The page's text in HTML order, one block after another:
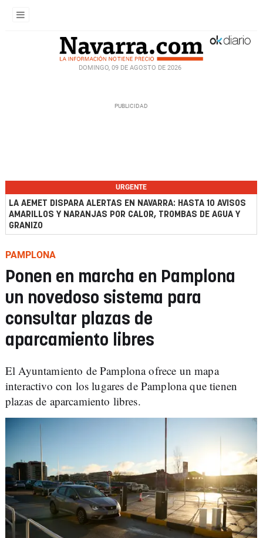
DOMINGO, 09 DE AGOSTO DE 2026
URGENTE
LA AEMET DISPARA ALERTAS EN NAVARRA: HASTA 10 AVISOS
AMARILLOS Y NARANJAS POR CALOR, TROMBAS DE AGUA Y
GRANIZO
PAMPLONA
Ponen en marcha en Pamplona
un novedoso sistema para
consultar plazas de
aparcamiento libres
El Ayuntamiento de Pamplona ofrece un mapa
interactivo con los lugares de Pamplona que tienen
plazas de aparcamiento libres.